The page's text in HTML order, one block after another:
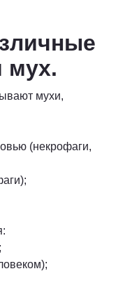
мух.
мухи,
(некрофаги,